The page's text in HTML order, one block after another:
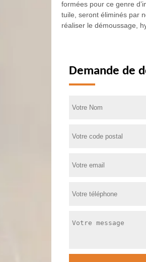
formées pour ce genre
tuile, seront éliminés par
réaliser le démoussage,
Demande de